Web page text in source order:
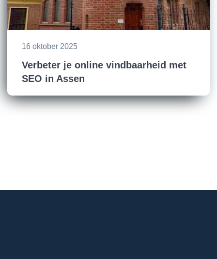
16 oktober 2025
Verbeter je online vindbaarheid met
SEO in Assen